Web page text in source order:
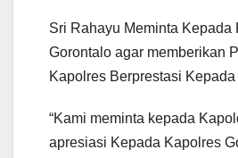
Sri Rahayu Meminta Kepada
Gorontalo agar memberikan
Kapolres Berprestasi
“Kami meminta kepada
apresiasi Kepada Kapolres